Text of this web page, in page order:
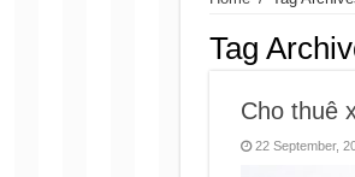
Tag
Cho thuê
22 September,